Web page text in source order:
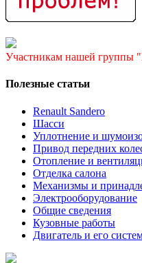
Участникам нашей группы
Полезные статьи
Renault Sandero
Шасси
Уплотнение и
Привод передних
Отопление и
Отделка салона
Механизмы и
Электрооборудование
Общие сведения
Кузовные работы
Двигатель и его